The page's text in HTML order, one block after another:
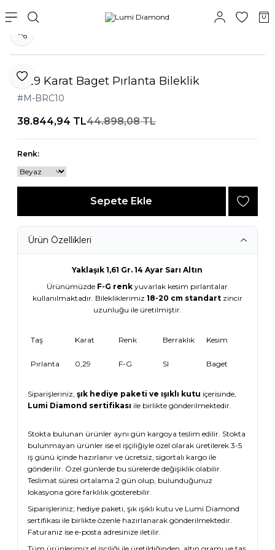
Favoriye Ekle
Paylaş
0,29 Karat Baget Pırlanta Bileklik
#M-BRC10
38.844,94 TL44.898,08TL
Renk:
Sepete Ekle
Ürün Özellikleri
Yaklaşık 1,61 Gr. 14 Ayar Sarı Altın
Ürünümüzde F-G renk yuvarlak kesim pırlantalar
kullanılmaktadır. Bilekliklerimiz 18-20 cm standartzincir
uzunluğu ile üretilmiştir.
Taş Karat Renk Berraklık Kesim
Pırlanta 0,29 F-G SI Baget
Siparişleriniz, şık hediye paketi ve ışıklı kutu içerisinde,
Lumi Diamond sertifikası ile birlikte gönderilmektedir.
Stokta bulunan ürünler aynı gün kargoya teslim edilir. Stokta
bulunmayan ürünler ise el işçiliğiyle özel olarak üretilerek 3-5
iş günü içinde hazırlanır ve ücretsiz, sigortalı kargo ile
gönderilir. Özel günlerde bu sürelerde değişiklik olabilir.
Teslimat süresi ortalama 2 gün olup, bulunduğunuz
lokasyona göre farklılık gösterebilir.
Siparişleriniz; hediye paketi, şık ışıklı kutu ve Lumi Diamond
sertifikası ile birlikte özenle hazırlanarak gönderilmektedir.
Faturanız ise e-posta adresinize iletilir.